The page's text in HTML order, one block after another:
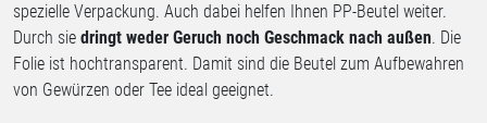
spezielle Verpackung. Auch dabei helfen Ihnen PP-Beutel weiter.
Durch sie dringt weder Geruch noch Geschmack nach außen. Die
Folie ist hochtransparent. Damit sind die Beutel zum Aufbewahren
von Gewürzen oder Tee ideal geeignet.